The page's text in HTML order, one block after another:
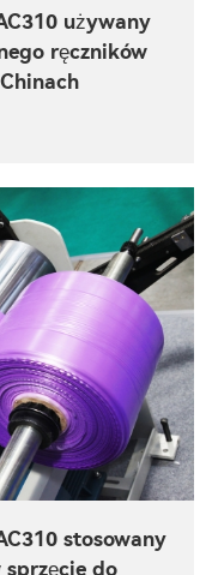
używany
ręczników
stosowany
do